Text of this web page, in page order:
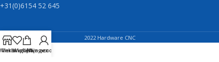
+31(0)6154 52 645
2022 Hardware CNC
Verlanglijst
Winkelwagen
Mijn account